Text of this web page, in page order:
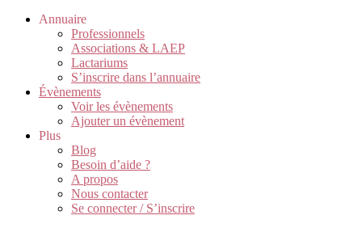
Annuaire
Professionnels
Associations & LAEP
Lactariums
S’inscrire dans l’annuaire
Évènements
Voir les évènements
Ajouter un évènement
Plus
Blog
Besoin d’aide ?
A propos
Nous contacter
Se connecter / S’inscrire